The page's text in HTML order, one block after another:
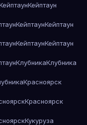
Кейптаун
КейптаунКейптаун
КейптаунКейптаун
КлубникаКлубника
Красноярск
Красноярск
Кукуруза